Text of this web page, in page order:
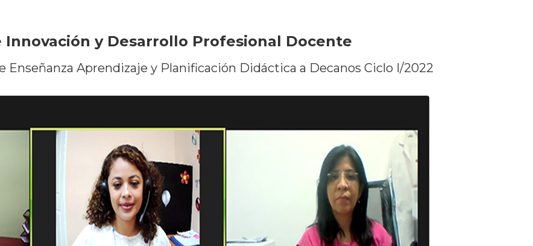
Innovación y Desarrollo Profesional Docente
Enseñanza Aprendizaje y Planificación Didáctica a Decanos Ciclo I/2022